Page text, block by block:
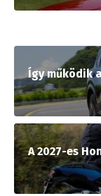
Így működik
A 2027-es